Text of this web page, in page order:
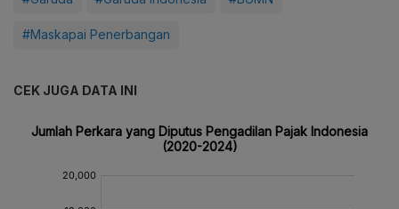
#Maskapai Penerbangan
CEK JUGA DATA INI